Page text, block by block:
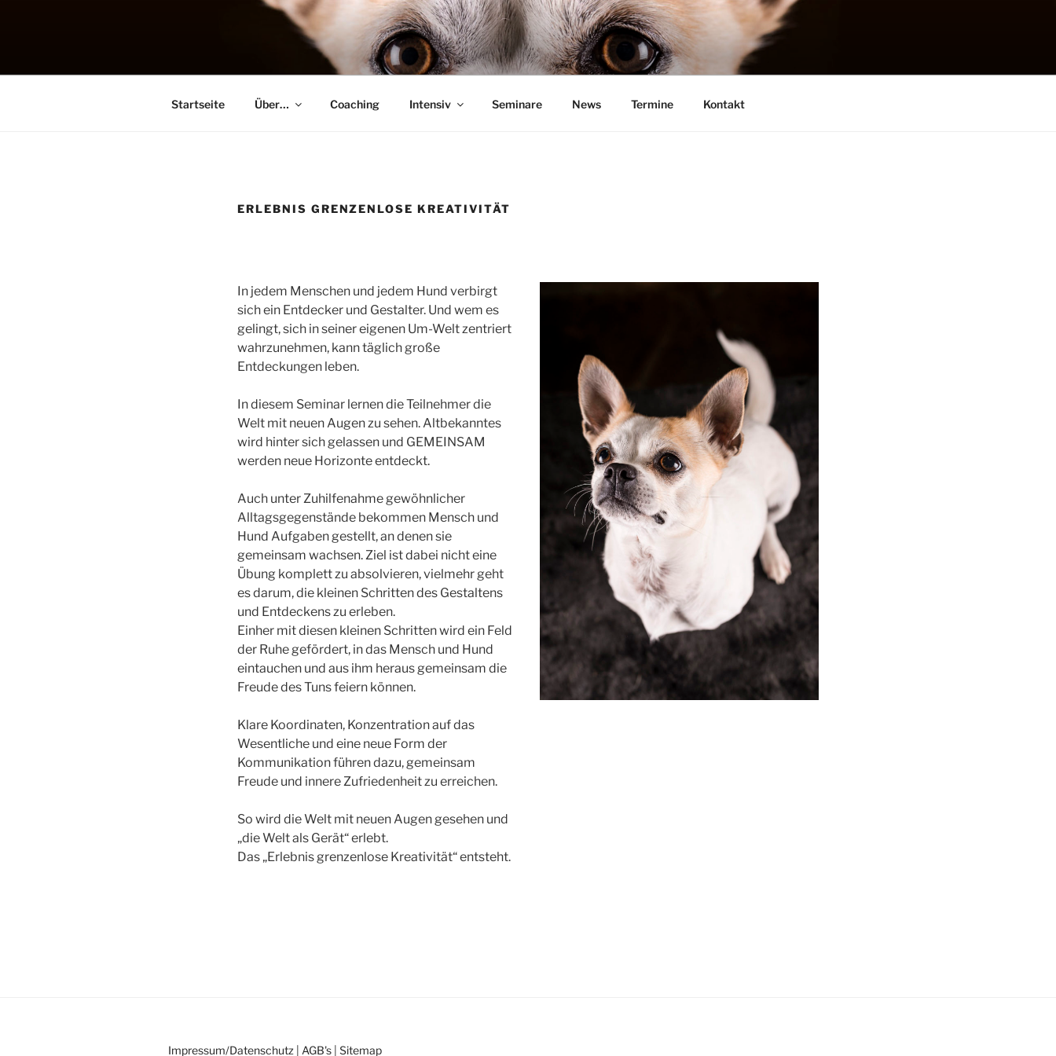
MENSCH HUND SYSTEME
Training, Seminare, Coaching – Michael Stephan
Startseite Über… Coaching Intensiv Seminare News Termine Kontakt
ERLEBNIS GRENZENLOSE KREATIVITÄT
In jedem Menschen und jedem Hund verbirgt
sich ein Entdecker und Gestalter. Und wem es
gelingt, sich in seiner eigenen Um-Welt zentriert
wahrzunehmen, kann täglich große
Entdeckungen leben.
In diesem Seminar lernen die Teilnehmer die
Welt mit neuen Augen zu sehen. Altbekanntes
wird hinter sich gelassen und GEMEINSAM
werden neue Horizonte entdeckt.
Auch unter Zuhilfenahme gewöhnlicher
Alltagsgegenstände bekommen Mensch und
Hund Aufgaben gestellt, an denen sie
gemeinsam wachsen. Ziel ist dabei nicht eine
Übung komplett zu absolvieren, vielmehr geht
es darum, die kleinen Schritten des Gestaltens
und Entdeckens zu erleben.
Einher mit diesen kleinen Schritten wird ein Feld
der Ruhe gefördert, in das Mensch und Hund
eintauchen und aus ihm heraus gemeinsam die
Freude des Tuns feiern können.
Klare Koordinaten, Konzentration auf das
Wesentliche und eine neue Form der
Kommunikation führen dazu, gemeinsam
Freude und innere Zufriedenheit zu erreichen.
So wird die Welt mit neuen Augen gesehen und
„die Welt als Gerät“ erlebt.
Das „Erlebnis grenzenlose Kreativität“ entsteht.
Impressum/Datenschutz AGB's Sitemap